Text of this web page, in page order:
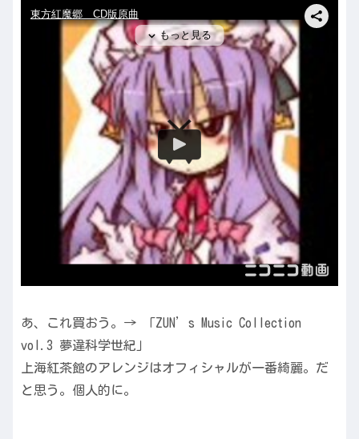
あ、これ買おう。→ 「ZUN’s Music Collection
vol.3 夢違科学世紀」
上海紅茶館のアレンジはオフィシャルが一番綺麗。だ
と思う。個人的に。